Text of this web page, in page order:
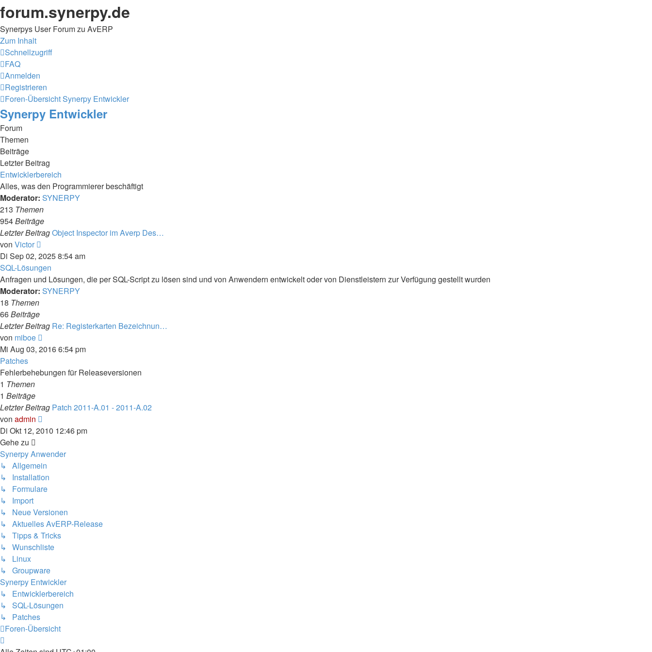
forum.synerpy.de
Synerpys User Forum zu AvERP
Zum Inhalt
Schnellzugriff
FAQ
Anmelden
Registrieren
Foren-ÜbersichtSynerpy Entwickler
Synerpy Entwickler
Forum
Themen
Beiträge
Letzter Beitrag
Entwicklerbereich
Alles, was den Programmierer beschäftigt
Moderator: SYNERPY
213 Themen
954Beiträge
Letzter BeitragObject Inspector im Averp Des…
von Victor
Beitrag
Di Sep 02, 2025 8:54 am
SQL-Lösungen
Anfragen und Lösungen, die per SQL-Script zu lösen sind und von Anwendern entwickelt oder von Dienstleistern zur Verfügung gestellt wurden
Moderator: SYNERPY
18 Themen
66Beiträge
Letzter Beitrag Re: Registerkarten Bezeichnun…
von miboe
Beitrag
Mi Aug 03, 2016 6:54 pm
Patches
Fehlerbehebungen für Releaseversionen
1 Themen
1 Beiträge
Letzter Beitrag Patch 2011-A.01 - 2011-A.02
von admin
Beitrag
Di Okt 12, 2010 12:46 pm
Gehe zu
Synerpy Anwender
↳ Allgemein
↳ Installation
↳ Formulare
↳ Import
↳ Neue Versionen
↳ Aktuelles AvERP-Release
↳ Tipps & Tricks
↳ Wunschliste
↳ Linux
↳ Groupware
Synerpy Entwickler
↳ Entwicklerbereich
↳ SQL-Lösungen
↳ Patches
Foren-Übersicht